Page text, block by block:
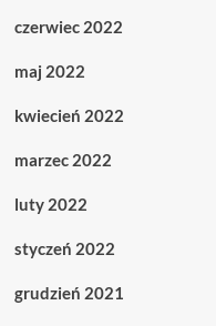
czerwiec 2022
maj 2022
kwiecień 2022
marzec 2022
luty 2022
styczeń 2022
grudzień 2021